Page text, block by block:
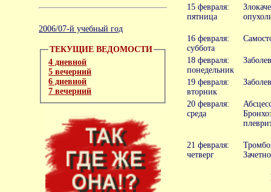
2006/07-й учебный год
ТЕКУЩИЕ ВЕДОМОСТИ
4 дневной
5 вечерний
6 дневной
7 вечерний
15 февраля:
пятница
16 февраля:
суббота
18 февраля:
понедельник
19 февраля:
вторник
20 февраля:
среда
21 февраля:
четверг